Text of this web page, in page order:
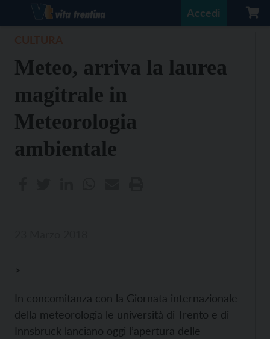
Accedi
Meteo, arriva la laurea
magitrale in
Meteorologia
ambientale
>
In concomitanza con la Giornata internazionale
della meteorologia le università di Trento e di
Innsbruck lanciano oggi l’apertura delle